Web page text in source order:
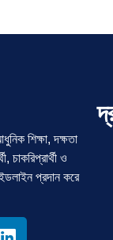
শিক্ষা, দক্ষতা
চাকরিপ্রার্থী ও
প্রদান করে